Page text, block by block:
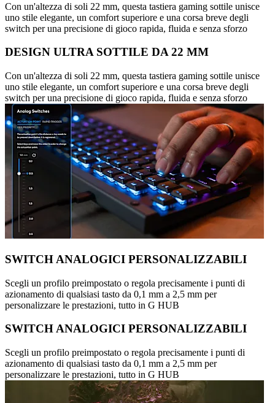
Con un'altezza di soli 22 mm, questa tastiera gaming sottile unisce
uno stile elegante, un comfort superiore e una corsa breve degli
switch per una precisione di gioco rapida, fluida e senza sforzo
DESIGN ULTRA SOTTILE DA 22 MM
Con un'altezza di soli 22 mm, questa tastiera gaming sottile unisce
uno stile elegante, un comfort superiore e una corsa breve degli
switch per una precisione di gioco rapida, fluida e senza sforzo
SWITCH ANALOGICI PERSONALIZZABILI
Scegli un profilo preimpostato o regola precisamente i punti di
azionamento di qualsiasi tasto da 0,1 mm a 2,5 mm per
personalizzare le prestazioni, tutto in G HUB
SWITCH ANALOGICI PERSONALIZZABILI
Scegli un profilo preimpostato o regola precisamente i punti di
azionamento di qualsiasi tasto da 0,1 mm a 2,5 mm per
personalizzare le prestazioni, tutto in G HUB